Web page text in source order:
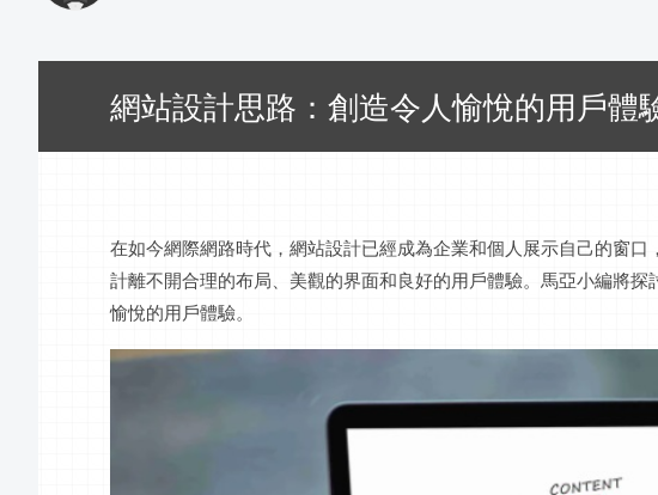
網站設計思路：創造令人愉悅的用戶體
在如今網際網路時代，網站設計已經成為企業和個人展示自己的窗口
計離不開合理的布局、美觀的界面和良好的用戶體驗。 馬亞小編將探
愉悅的用戶體驗。